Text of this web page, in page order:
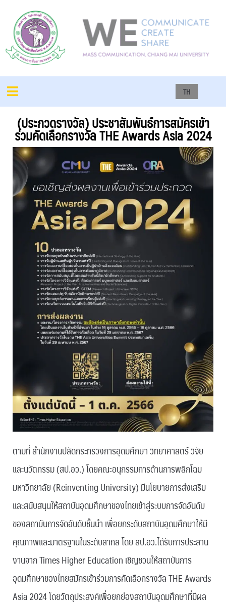
TH
(ประกวดรางวัล) ประชาสัมพันธ์การสมัครเข้า
ร่วมคัดเลือกรางวัล THE Awards Asia 2024
ตามที่ สำนักงานปลัดกระทรวงการอุดมศึกษา วิทยาศาสตร์ วิจัย
และนวัตกรรม (สป.อว.) โดยคณะอนุกรรมการด้านการพลิกโฉม
มหาวิทยาลัย (Reinventing University) มีนโยบายการส่งเสริม
และสนับสนุนให้สถาบันอุดมศึกษาของไทยเข้าสู่ระบบการจัดอันดับ
ของสถาบันการจัดอันดับชั้นนำ เพื่อยกระดับสถาบันอุดมศึกษาให้มี
คุณภาพและมาตรฐานในระดับสากล โดย สป.อว.ได้รับการประสาน
งานจาก Times Higher Education เชิญชวนให้สถาบันการ
อุดมศึกษาของไทยสมัครเข้าร่วมการคัดเลือกรางวัล THE Awards
Asia 2024 โดยวัตถุประสงค์เพื่อยกย่องสถาบันอุดมศึกษาที่มีผล